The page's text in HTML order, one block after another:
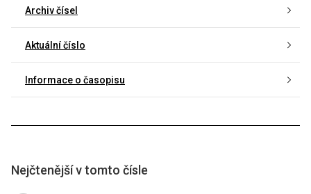
Archiv čísel
Aktuální číslo
Informace o časopisu
Nejčtenější v tomto čísle